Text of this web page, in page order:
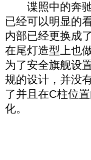
谍照中的奔驰
已经可以明显的
内部已经更换成
在尾灯造型上也
为了安全旗舰设
规的设计，并没
了并且在C柱位
化。